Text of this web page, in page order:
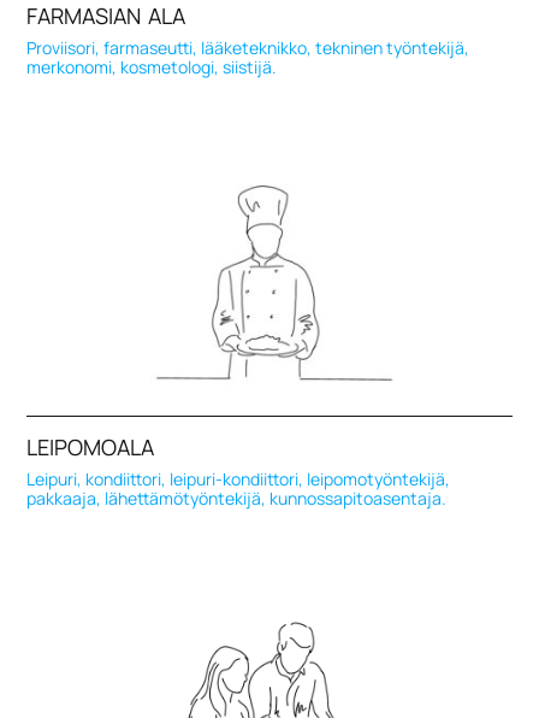
FARMASIAN ALA
Proviisori, farmaseutti, lääketeknikko, tekninen työntekijä,
merkonomi, kosmetologi, siistijä.
LEIPOMOALA
Leipuri, kondiittori, leipuri-kondiittori, leipomotyöntekijä,
pakkaaja, lähettämötyöntekijä, kunnossapitoasentaja.